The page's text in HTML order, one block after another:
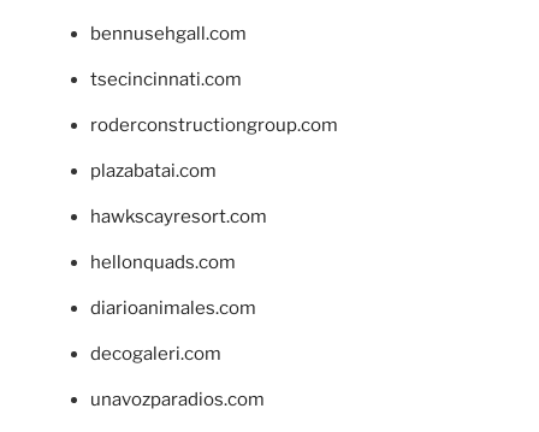
bennusehgall.com
tsecincinnati.com
roderconstructiongroup.com
plazabatai.com
hawkscayresort.com
hellonquads.com
diarioanimales.com
decogaleri.com
unavozparadios.com